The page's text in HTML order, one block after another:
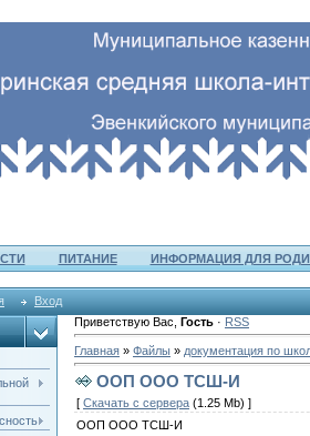
ПИТАНИЕ ИНФОРМАЦИЯ ДЛЯ
Вход
Приветствую Вас Гость · RSS
Главная » Файлы » документация по
ООП ООО ТСШ-И
[ Скачать с сервера (1.25 Mb) ]
ООП ООО ТСШ-И